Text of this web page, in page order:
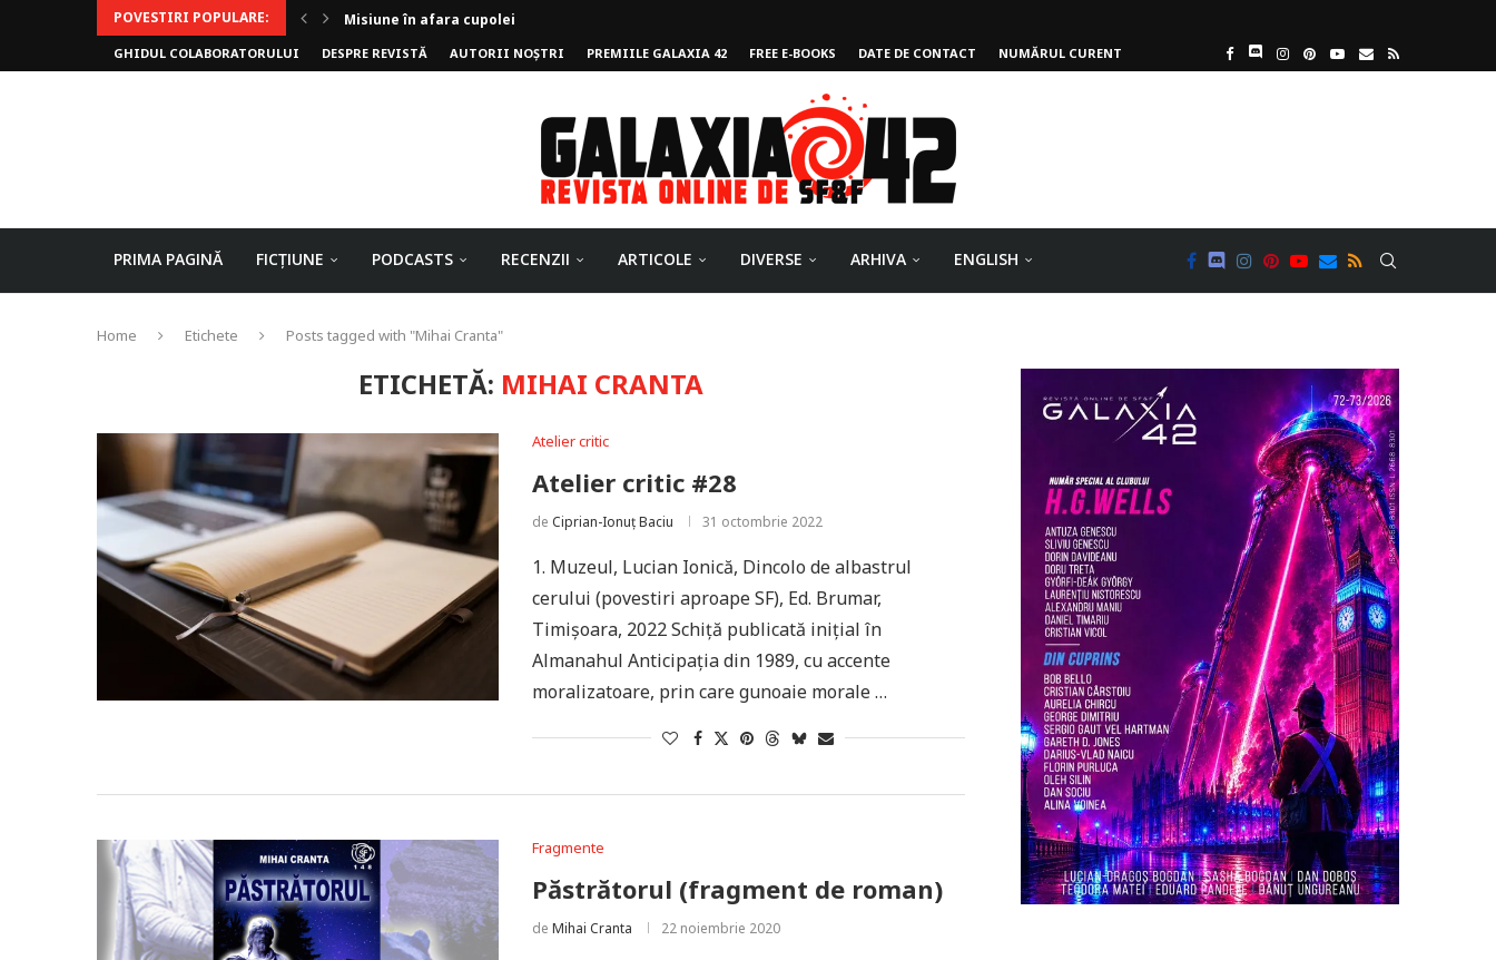
POVESTIRI POPULARE:
Invoker (video)
Alergarea de seară
Biblioteca lui Pavel
Rejuvenare
Falia
Arhivele Dincolo-Timpului
Axa lui Heron
Jumătatea goală
GHIDUL COLABORATORULUI DESPRE REVISTĂ AUTORII NOȘTRI PREMIILE GALAXIA 42 FREE E-BOOKS DATE DE CONTACT NUMĂRUL CURENT
PRIMA PAGINĂ FICȚIUNE PODCASTS RECENZII ARTICOLE DIVERSE ARHIVA ENGLISH
Home Etichete Posts tagged with "Mihai Cranta"
ETICHETĂ: MIHAI CRANTA
Atelier critic
Atelier critic #28
de Ciprian-Ionuț Baciu 31 octombrie 2022
1. Muzeul, Lucian Ionică, Dincolo de albastrul
cerului (povestiri aproape SF), Ed. Brumar,
Timișoara, 2022 Schiță publicată inițial în
Almanahul Anticipația din 1989, cu accente
moralizatoare, prin care gunoaie morale …
Fragmente
Păstrătorul (fragment de roman)
de Mihai Cranta 22 noiembrie 2020